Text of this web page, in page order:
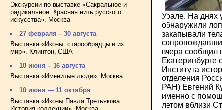
Экскурсии по выставке «Сакральное и
радикальное. Красная нить русского
искусства». Москва
27 февраля – 30 августа
Выставка «Иконы: старообрядцы и их
мир». Клинтон, США
10 июня – 16 августа
Выставка «Именитые люди». Москва
10 июня — 11 октября
Выставка «Иконы Павла Третьякова.
История коллекции». Москва
Урале. На днях
обнаружили
закапывали
вчера сообщил
Екатеринбурге
Института
отделения
РАН) Евгений
именно с
летом вблизи